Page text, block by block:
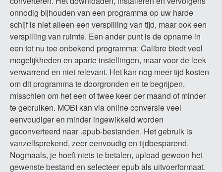
onnodig bijhouden van een programma op uw harde
schijf is niet alleen een verspilling van tijd, maar ook een
verspilling van ruimte. Een ander punt is de opname in
een tot nu toe onbekend programma: Calibre biedt veel
mogelijkheden en aparte instellingen, maar voor de leek
verwarrend en niet relevant. Het kan nog meer tijd kosten
om dit programma te doorgronden en te begrijpen,
misschien om het een of twee keer per maand of minder
te gebruiken. MOBI kan via online conversie veel
eenvoudiger en minder ingewikkeld worden
geconverteerd naar .epub-bestanden. Het gebruik is
vanzelfsprekend, zeer eenvoudig en tijdbesparend.
Nogmaals, je hoeft niets te betalen, upload gewoon het
gewenste bestand en selecteer epub als uitvoerformaat.